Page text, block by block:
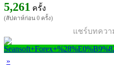
5,261 ครั้ง
(สัปดาห์ก่อน 0 ครั้ง)
แชร์บทควา
»